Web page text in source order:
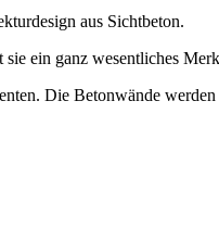
aus Sichtbeton.
ein ganz wesentliches
Die Betonwände